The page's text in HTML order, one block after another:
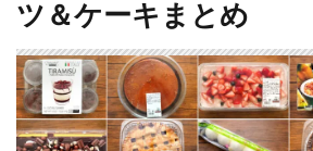
ツ＆ケーキまとめ